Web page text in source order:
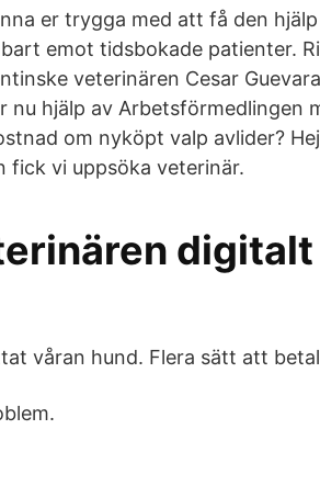
er trygga med att få den
emot tidsbokade patienter.
veterinären Cesar
hjälp av Arbetsförmedlingen
om nyköpt valp avlider?
fick vi uppsöka veterinär.
digitalt
våran hund. Flera sätt att